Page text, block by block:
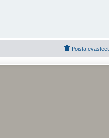
Poista evästeet